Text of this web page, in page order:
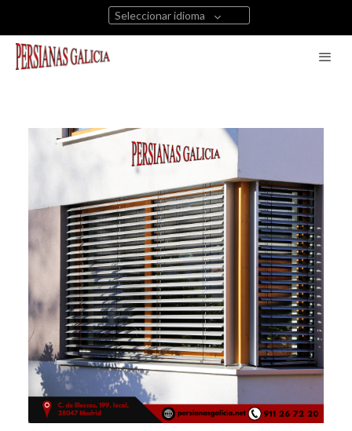
Seleccionar idioma